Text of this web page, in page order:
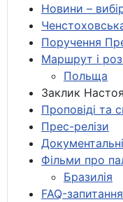
Новини –
Поручення
Маршрут і
Польща
Заклик
Проповіді та
Прес-релізи
Фільми про
Бразилія
FAQ-запитання